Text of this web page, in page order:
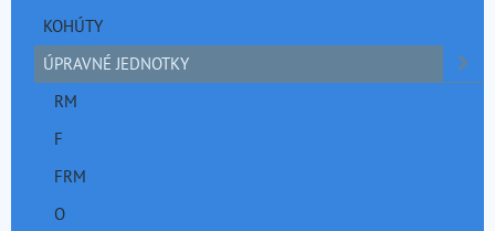
KOHÚTY
ÚPRAVNÉ JEDNOTKY
RM
F
FRM
O